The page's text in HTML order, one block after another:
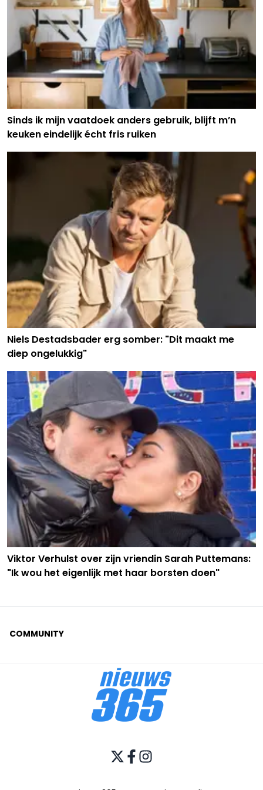
Sinds ik mijn vaatdoek anders gebruik, blijft m’n
keuken eindelijk écht fris ruiken
Niels Destadsbader erg somber: "Dit maakt me
diep ongelukkig"
Viktor Verhulst over zijn vriendin Sarah Puttemans:
"Ik wou het eigenlijk met haar borsten doen"
COMMUNITY